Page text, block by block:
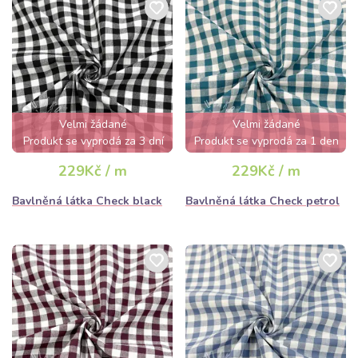
Velmi žádané
Produkt se vyprodá za 3 dní
229Kč / m
Bavlněná látka Check black
Velmi žádané
Produkt se vyprodá za 1 den
229Kč / m
Bavlněná látka Check petrol